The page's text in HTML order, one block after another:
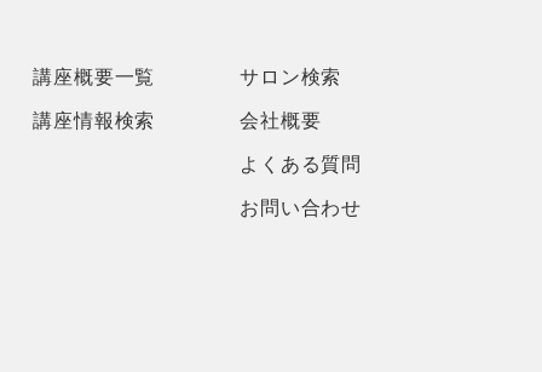
講座概要一覧
講座情報検索
サロン検索
会社概要
よくある質問
お問い合わせ